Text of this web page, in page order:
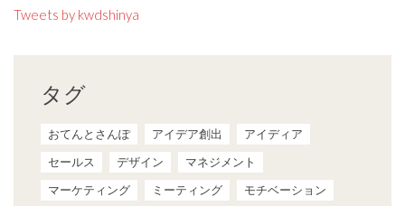
Tweets by kwdshinya
タグ
おてんとさんぽ アイデア創出
アイディア
セールス
デザイン
マネジメント
マーケティング
ミーティング
モチベーション